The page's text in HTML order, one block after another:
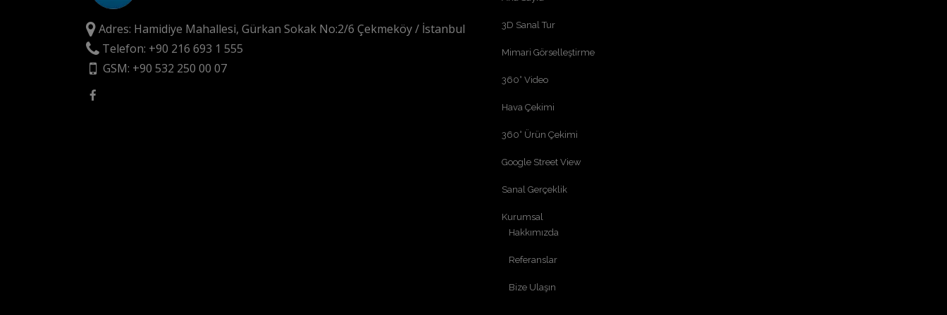
Adres: Hamidiye Mahallesi, Gürkan Sokak No:2/6 Çekmeköy / İstanbul
Telefon: +90 216 693 1 555
GSM: +90 532 250 00 07
3D Sanal Tur
Mimari Görselleştirme
360° Video
Hava Çekimi
360° Ürün Çekimi
Google Street View
Sanal Gerçeklik
Kurumsal
Hakkımızda
Referanslar
Bize Ulaşın